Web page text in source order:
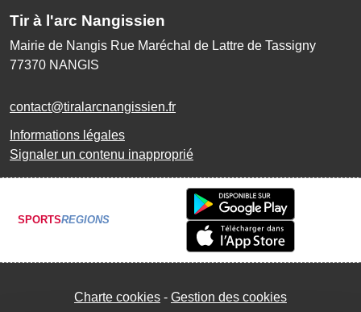
Tir à l'arc Nangissien
Mairie de Nangis Rue Maréchal de Lattre de Tassigny
77370 NANGIS
contact@tiralarcnangissien.fr
Informations légales
Signaler un contenu inapproprié
SPORTSREGIONS
Charte cookies Gestion des cookies